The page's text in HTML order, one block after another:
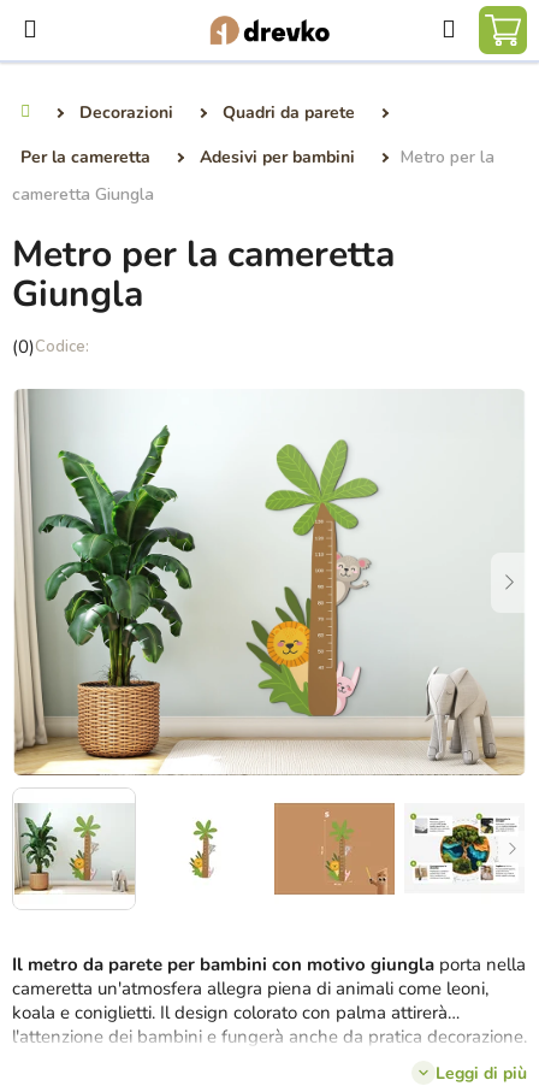
contenuto
Ricerca
Decorazioni
Quadri da parete
Per la cameretta
Adesivi per bambini
Metro per la
cameretta Giungla
Il metro da parete per bambini con motivo giungla porta nella
cameretta un'atmosfera allegra piena di animali come leoni,
koala e coniglietti. Il design colorato con palma attirerà
l'attenzione dei bambini e fungerà anche da pratica decorazione.
, quindi è ideale per seguire i primi
Leggi di più
Metro per la cameretta
Giungla
La
media
del
prodotto
è
0,0
su
stelle.
(0)